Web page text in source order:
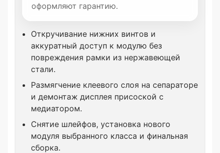
оформляют гарантию.
Откручивание нижних винтов и
аккуратный доступ к модулю без
повреждения рамки из нержавеющей
стали.
Размягчение клеевого слоя на сепараторе
и демонтаж дисплея присоской с
медиатором.
Снятие шлейфов, установка нового
модуля выбранного класса и финальная
сборка.